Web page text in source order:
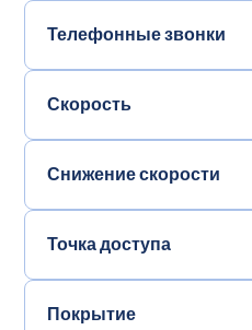
Телефонные звонки
Скорость
Снижение скорости
Точка доступа
Покрытие